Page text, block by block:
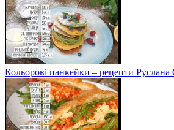
Кольорові панкейки – рецепти Руслана